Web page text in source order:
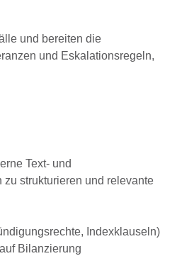
und bereiten die
und Eskalationsregeln,
Text‑ und
strukturieren und relevante
Indexklauseln)
Bilanzierung